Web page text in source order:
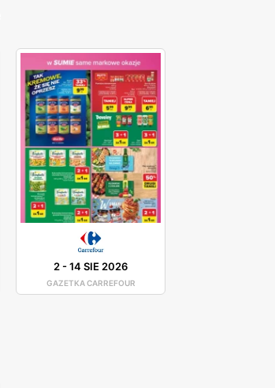
2-14 SIE 2026
GAZETKA CARREFOUR